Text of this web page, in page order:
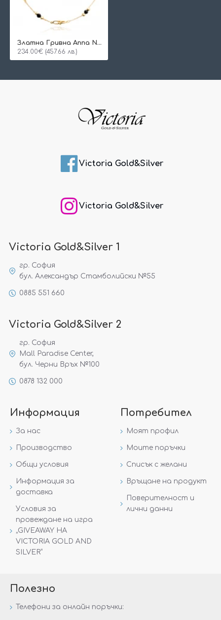
Златна Гривна Anna Noir
234.00€ (457.66 лв.)
Victoria Gold&Silver
Victoria Gold&Silver
Victoria Gold&Silver 1
гр. София
бул. Александър Стамболийски №55
0885 551 660
Victoria Gold&Silver 2
гр. София
Mall Paradise Center,
бул. Черни Връх №100
0878 132 000
Информация
За нас
Производство
Общи условия
Информация за
доставка
Условия за
провеждане на игра
„GIVEAWAY НА
VICTORIA GOLD AND
SILVER“
Потребител
Моят профил
Моите поръчки
Списък с желани
Връщане на продукт
Поверителност и
лични данни
Полезно
Телефони за онлайн поръчки: